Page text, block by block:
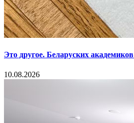
Это другое. Беларуских
10.08.2026